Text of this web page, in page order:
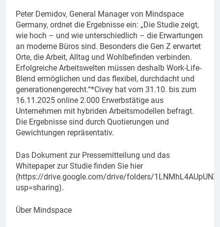
Peter Demidov, General Manager von Mindspace
Germany, ordnet die Ergebnisse ein: „Die Studie zeigt,
wie hoch – und wie unterschiedlich – die Erwartungen
an moderne Büros sind. Besonders die Gen Z erwartet
Orte, die Arbeit, Alltag und Wohlbefinden verbinden.
Erfolgreiche Arbeitswelten müssen deshalb Work-Life-
Blend ermöglichen und das flexibel, durchdacht und
generationengerecht.“*Civey hat vom 31.10. bis zum
16.11.2025 online 2.000 Erwerbstätige aus
Unternehmen mit hybriden Arbeitsmodellen befragt.
Die Ergebnisse sind durch Quotierungen und
Gewichtungen repräsentativ.
Das Dokument zur Pressemitteilung und das
Whitepaper zur Studie finden Sie hier
(https://drive.google.com/drive/folders/
usp=sharing).
Über Mindspace